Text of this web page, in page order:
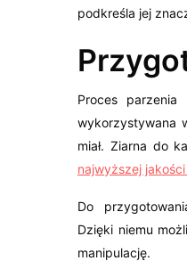
podkreśla jej
Proces
wykorzystywana
miał. Ziarna do
najwyższej
Do
Dzięki niemu
manipulację.